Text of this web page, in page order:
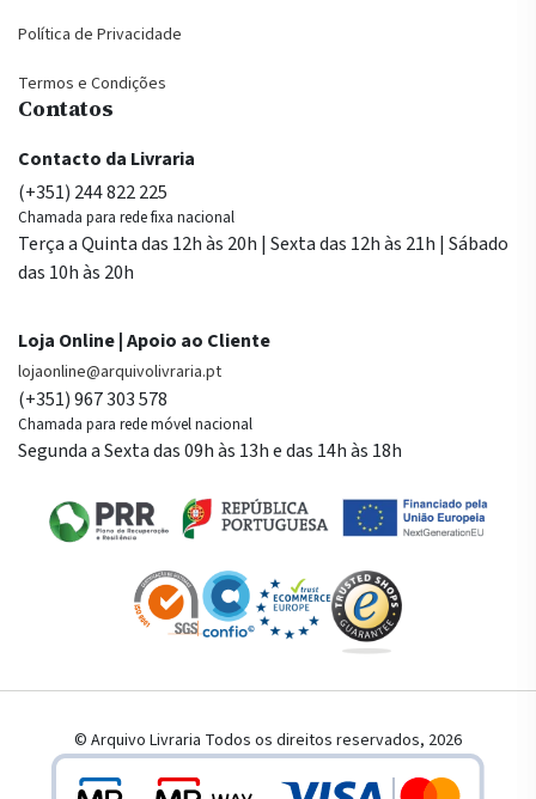
Política de Privacidade
Termos e Condições
Contatos
Contacto da Livraria
(+351) 244 822 225
Chamada para rede fixa nacional
Terça a Quinta das 12h às 20h | Sexta das 12h às 21h | Sábado
das 10h às 20h
Loja Online | Apoio ao Cliente
lojaonline@arquivolivraria.pt
(+351) 967 303 578
Chamada para rede móvel nacional
Segunda a Sexta das 09h às 13h e das 14h às 18h
© Arquivo Livraria Todos os direitos reservados, 2026